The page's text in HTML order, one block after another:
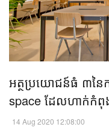
អត្ថប្រយោជន៍ធំ ៣នៃ
space ដែលហាក់កំពុង
14 Aug 2020 12:08:00